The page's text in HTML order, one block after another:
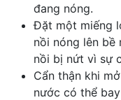
đang nóng.
Đặt một miếng
nồi nóng lên bề
nồi bị nứt vì sự
Cẩn thận khi
nước có thể